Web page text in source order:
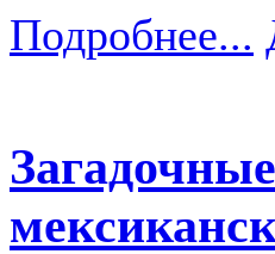
Подробнее...